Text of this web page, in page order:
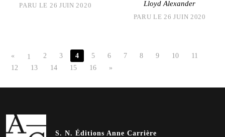
PARU LE 26 JUIN 2020 Lloyd Alexander
PARU LE 26 JUIN 2020
« 1 2 3 4 5 6 7 8 9 10
11
12
13 14 15 16 »
S. N. Éditions Anne Carrière